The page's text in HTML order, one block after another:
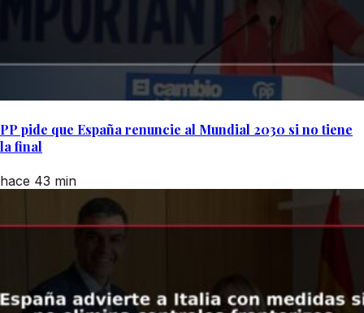
PP pide que España renuncie al Mundial 2030 si no tiene
la final
hace 43 min